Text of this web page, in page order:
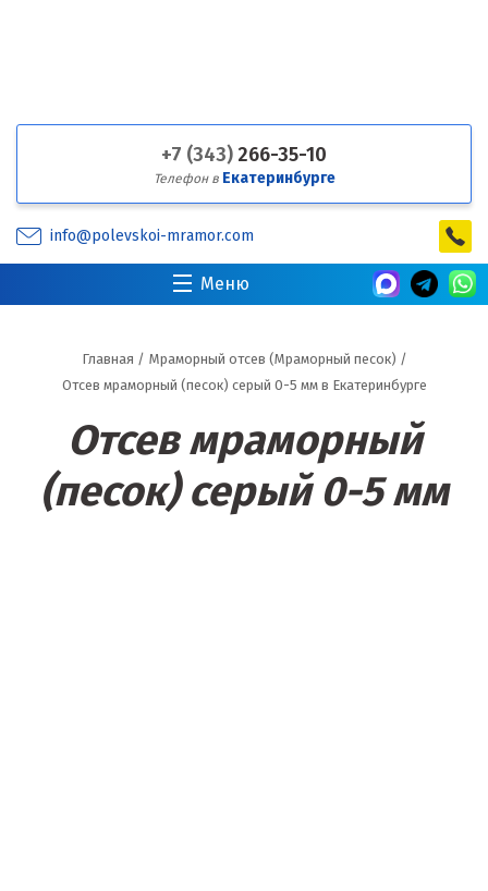
+7 (343) 266-35-10
Телефон в Екатеринбурге
info@polevskoi-mramor.com
Меню
Главная / Мраморный отсев (Мраморный песок) /
Отсев мраморный (песок) серый 0-5 мм в Екатеринбурге
Отсев мраморный
(песок) серый 0-5 мм